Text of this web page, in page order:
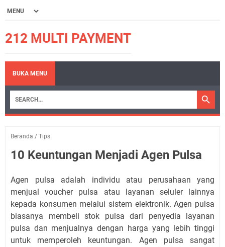
212 MULTI PAYMENT
BUKA MENU
Beranda / Tips
10 Keuntungan Menjadi Agen Pulsa
Agen pulsa adalah individu atau perusahaan yang
menjual voucher pulsa atau layanan seluler lainnya
kepada konsumen melalui sistem elektronik. Agen pulsa
biasanya membeli stok pulsa dari penyedia layanan
pulsa dan menjualnya dengan harga yang lebih tinggi
untuk memperoleh keuntungan. Agen pulsa sangat